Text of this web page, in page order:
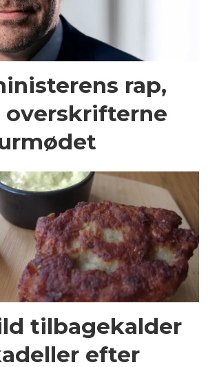
rap,
overskrifterne
tilbagekalder
efter